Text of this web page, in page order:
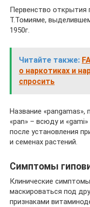
Первенство открытия
Т.Томияме,
1950г.
Читайте также:
о наркотиках и
спросить
Название «pangamas»,
«pan» – всюду и
после установления
и семенах растений.
Симптомы
Клинические
маскироваться под
признаками